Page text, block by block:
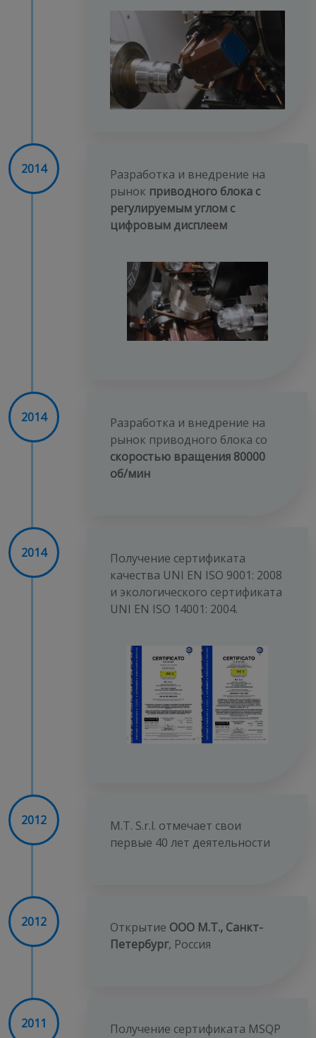
Разработка и внедрение на
рынок приводного блока с
регулируемым углом с
цифровым дисплеем
2014
Разработка и внедрение на
рынок приводного блока со
скоростью вращения 80000
об/мин
2014
Получение сертификата
качества UNI EN ISO 9001: 2008
и экологического сертификата
UNI EN ISO 14001: 2004.
2014
М.Т. S.r.l. отмечает свои
первые 40 лет деятельности
2012
Открытие ООО М.Т., Санкт-
Петербург, Россия
2012
Получение сертификата MSQP
2011